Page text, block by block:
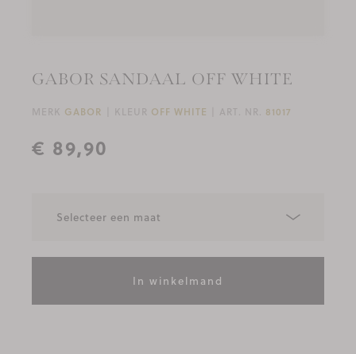
GABOR SANDAAL OFF WHITE
MERK GABOR KLEUR OFF WHITE ART. NR. 81017
€ 89,90
In winkelmand